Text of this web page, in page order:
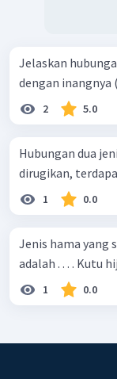
Jelaskan
dengan inangnya
2 5.0
Hubungan dua
dirugikan,
1 0.0
Jenis hama yang
1 0.0